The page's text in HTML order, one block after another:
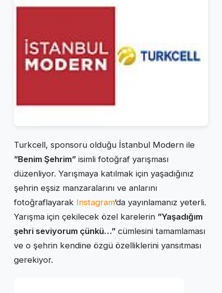
Turkcell, sponsoru olduğu İstanbul Modern ile
”Benim Şehrim” isimli fotoğraf yarışması
düzenliyor. Yarışmaya katılmak için yaşadığınız
şehrin eşsiz manzaralarını ve anlarını
fotoğraflayarak Instagram‘da yayınlamanız yeterli.
Yarışma için çekilecek özel karelerin ”Yaşadığım
şehri seviyorum çünkü…” cümlesini tamamlaması
ve o şehrin kendine özgü özelliklerini yansıtması
gerekiyor.